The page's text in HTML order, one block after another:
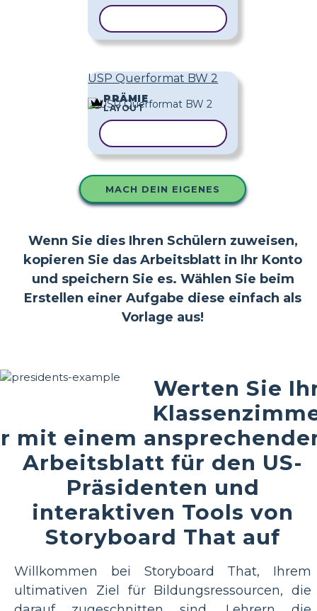
USP Querformat BW 2
PRÄMIE
LAYOUT
MACH DEIN EIGENES
Wenn Sie dies Ihren Schülern zuweisen,
kopieren Sie das Arbeitsblatt in Ihr Konto
und speichern Sie es. Wählen Sie beim
Erstellen einer Aufgabe diese einfach als
Vorlage aus!
Werten Sie
r mit einem
Arbeitsblatt für den US-
Präsidenten und
interaktiven Tools von
Storyboard That auf
Willkommen bei Storyboard That, Ihrem
ultimativen Ziel für Bildungsressourcen, die